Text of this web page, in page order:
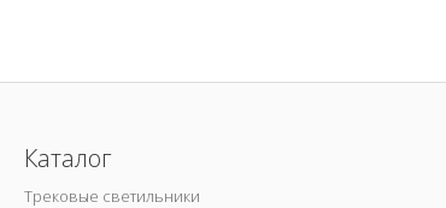
Каталог
Трековые светильники